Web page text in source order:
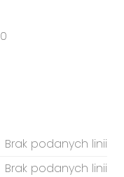
Brak podanych linii
Brak podanych linii